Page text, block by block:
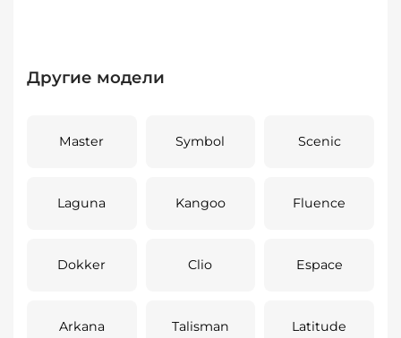
Другие модели
Master Symbol Scenic
Laguna Kangoo Fluence
Dokker Clio Espace
Arkana Talisman Latitude